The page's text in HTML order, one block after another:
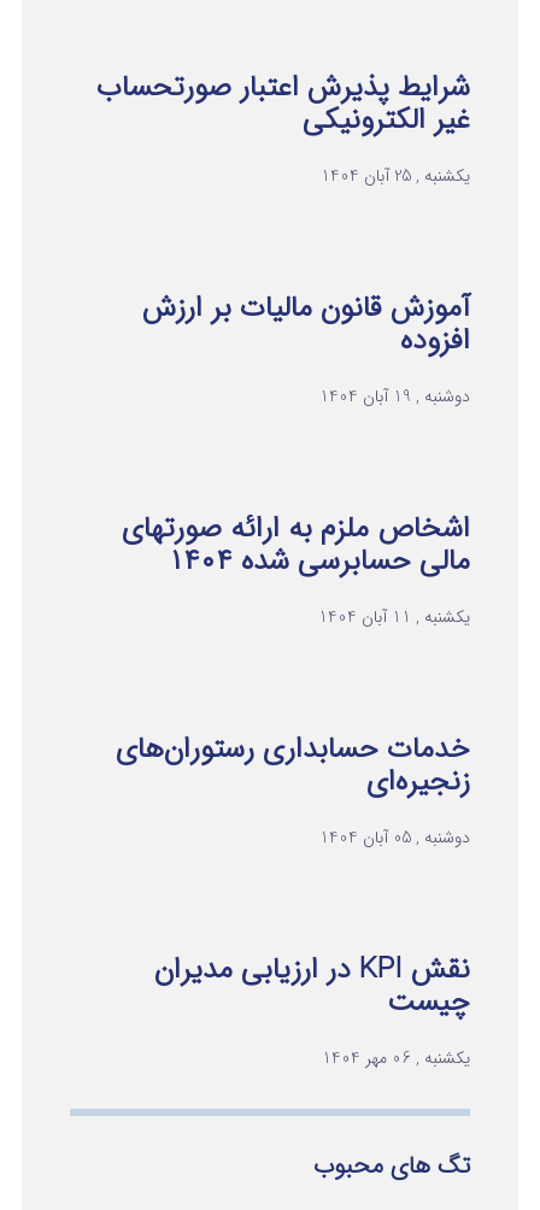
شرایط پذیرش اعتبار صورتحساب
غیر الکترونیکی
یکشنبه , 25 آبان 1404
آموزش قانون مالیات بر ارزش
افزوده
دوشنبه , 19 آبان 1404
اشخاص ملزم به ارائه صورتهای
مالی حسابرسی شده ۱۴۰۴
یکشنبه , 11 آبان 1404
خدمات حسابداری رستوران‌های
زنجیره‌ای
دوشنبه , 05 آبان 1404
نقش KPI در ارزیابی مدیران
چیست
یکشنبه , 06 مهر 1404
تگ های محبوب